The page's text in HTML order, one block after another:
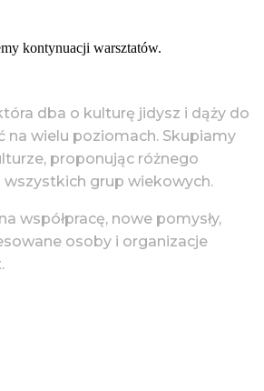
kontynuacji warsztatów.
dba o kulturę jidysz i dąży do
na wielu poziomach. Skupiamy
proponując różnego
wszystkich grup wiekowych.
współpracę, nowe pomysły,
osoby i organizacje